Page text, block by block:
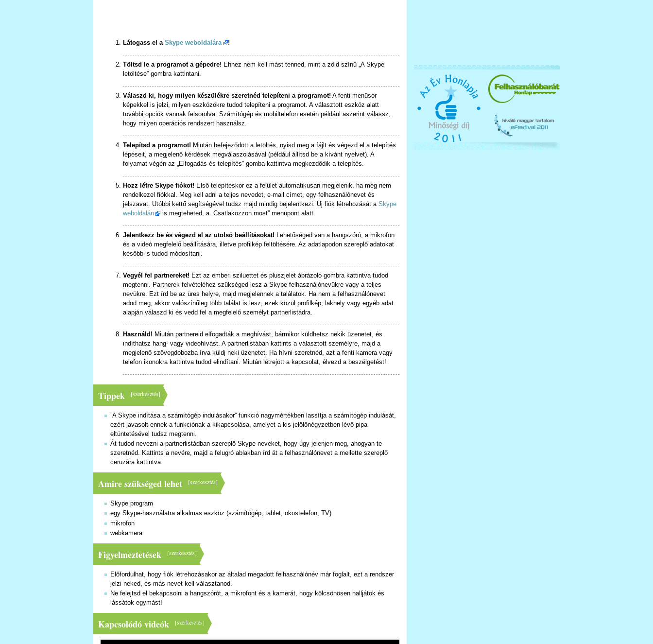
Látogass el a Skype weboldalára !
Töltsd le a programot a gépedre! Ehhez nem kell mást tenned, mint a zöld színű „A Skype
letöltése” gombra kattintani.
Válaszd ki, hogy milyen készülékre szeretnéd telepíteni a programot! A fenti menüsor
képekkel is jelzi, milyen eszközökre tudod telepíteni a programot. A választott eszköz alatt
további opciók vannak felsorolva. Számítógép és mobiltelefon esetén például aszerint válassz,
hogy milyen operációs rendszert használsz.
Telepítsd a programot! Miután befejeződött a letöltés, nyisd meg a fájlt és végezd el a telepítés
lépéseit, a megjelenő kérdések megválaszolásával (például állítsd be a kívánt nyelvet). A
folyamat végén az „Elfogadás és telepítés” gomba kattintva megkezdődik a telepítés.
Hozz létre Skype fiókot! Első telepítéskor ez a felület automatikusan megjelenik, ha még nem
rendelkezel fiókkal. Meg kell adni a teljes nevedet, e-mail címet, egy felhasználónevet és
jelszavat. Utóbbi kettő segítségével tudsz majd mindig bejelentkezi. Új fiók létrehozását a Skype
weboldalán
is megteheted, a „Csatlakozzon most” menüpont alatt.
Jelentkezz be és végezd el az utolsó beállításokat! Lehetőséged van a hangszóró, a mikrofon
és a videó megfelelő beállítására, illetve profilkép feltöltésére. Az adatlapodon szereplő adatokat
később is tudod módosítani.
Vegyél fel partnereket! Ezt az emberi sziluettet és pluszjelet ábrázoló gombra kattintva tudod
megtenni. Partnerek felvételéhez szükséged lesz a Skype felhasználónevükre vagy a teljes
nevükre. Ezt írd be az üres helyre, majd megjelennek a találatok. Ha nem a felhasználónevet
adod meg, akkor valószínűleg több találat is lesz, ezek közül profilkép, lakhely vagy egyéb adat
alapján válaszd ki és vedd fel a megfelelő személyt partnerlistádra.
Használd! Miután partnereid elfogadták a meghívást, bármikor küldhetsz nekik üzenetet, és
indíthatsz hang- vagy videohívást. A partnerlistában kattints a választott személyre, majd a
megjelenő szövegdobozba írva küldj neki üzenetet. Ha hívni szeretnéd, azt a fenti kamera vagy
telefon ikonokra kattintva tudod elindítani. Miután létrejött a kapcsolat, élvezd a beszélgetést!
[szerkesztés]
Tippek
”A Skype indítása a számítógép indulásakor” funkció nagymértékben lassítja a számítógép indulását,
ezért javasolt ennek a funkciónak a kikapcsolása, amelyet a kis jelölőnégyzetben lévő pipa
eltüntetésével tudsz megtenni.
Át tudod nevezni a partnerlistádban szereplő Skype neveket, hogy úgy jelenjen meg, ahogyan te
szeretnéd. Kattints a nevére, majd a felugró ablakban írd át a felhasználónevet a mellette szereplő
ceruzára kattintva.
[szerkesztés]
Amire szükséged lehet
Skype program
egy Skype-használatra alkalmas eszköz (számítógép, tablet, okostelefon, TV)
mikrofon
webkamera
[szerkesztés]
Figyelmeztetések
Előfordulhat, hogy fiók létrehozásakor az általad megadott felhasználónév már foglalt, ezt a rendszer
jelzi neked, és más nevet kell választanod.
Ne felejtsd el bekapcsolni a hangszórót, a mikrofont és a kamerát, hogy kölcsönösen halljátok és
lássátok egymást!
[szerkesztés]
Kapcsolódó videók